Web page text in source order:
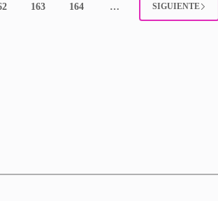
163 164 … SIGUIENTE